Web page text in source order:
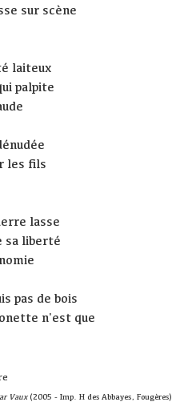
sur scène
laiteux
palpite
les fils
lasse
sa liberté
pas de bois
n'est que
Vaux(2005 - Imp. H des Abbayes, Fougères)